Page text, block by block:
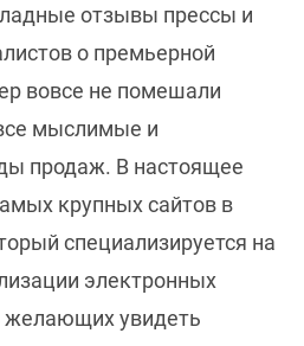
отзывы прессы и
о премьерной
вовсе не помешали
мыслимые и
продаж. В настоящее
крупных сайтов в
специализируется на
электронных
желающих увидеть